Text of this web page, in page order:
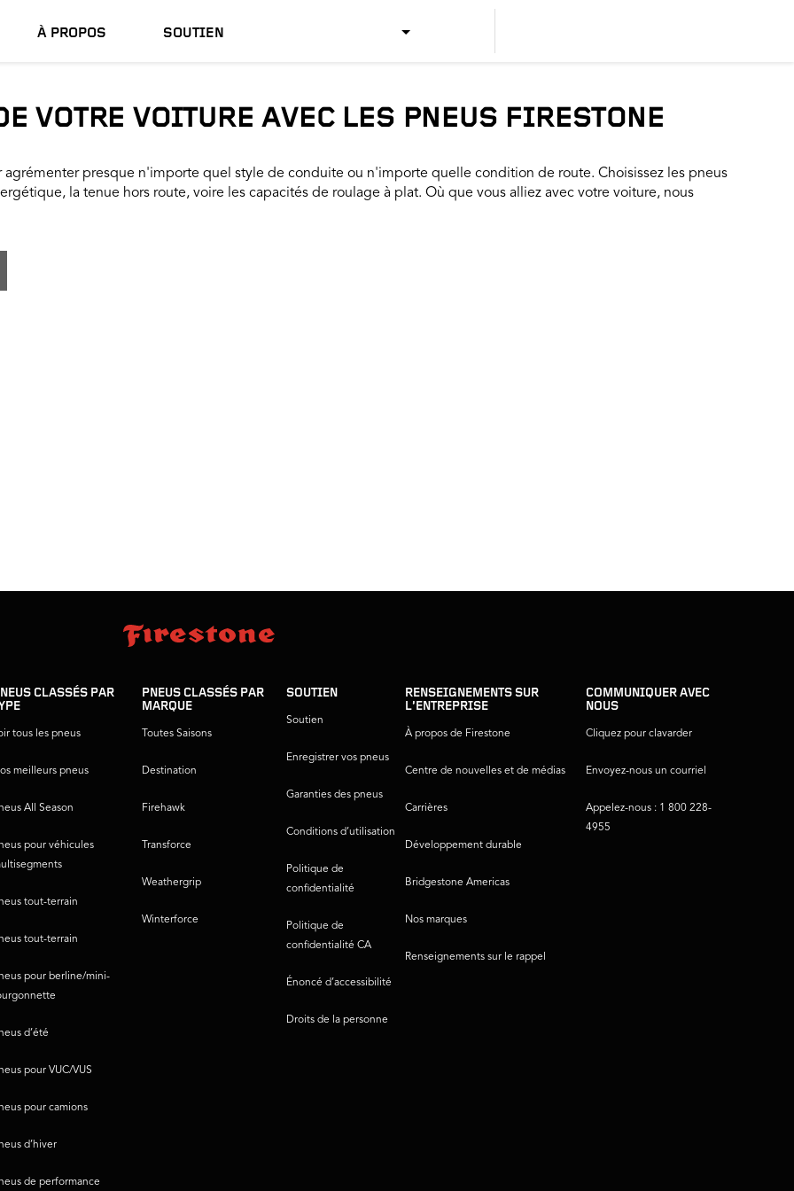
À PROPOS SOUTIEN
US SPANISH
CANADIAN FRENCH
VOTRE VOITURE AVEC LES PNEUS FIRESTONE
presque n'importe quel style de conduite ou n'importe quelle condition de route. Choisissez les pneus
la tenue hors route, voire les capacités de roulage à plat. Où que vous alliez avec votre voiture, nous
CLASSÉS PAR
tous les pneus
meilleurs pneus
All Season
pour véhicules
tout-terrain
tout-terrain
pour berline/mini-
d’été
pour VUC/VUS
pour camions
d’hiver
de performance
PNEUS CLASSÉS PAR
MARQUE
Toutes Saisons
Destination
Firehawk
Transforce
Weathergrip
Winterforce
SOUTIEN
Soutien
Enregistrer vos pneus
Garanties des pneus
Conditions d’utilisation
Politique de
confidentialité
Politique de
confidentialité CA
Énoncé d’accessibilité
Droits de la personne
RENSEIGNEMENTS SUR
L’ENTREPRISE
À propos de Firestone
Centre de nouvelles et de médias
Carrières
Développement durable
Bridgestone Americas
Nos marques
Renseignements sur le rappel
COMMUNIQUER AVEC
NOUS
Cliquez pour clavarder
Envoyez-nous un courriel
Appelez-nous : 1 800 228-
4955